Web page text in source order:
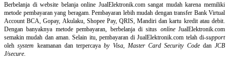
Berbelanja diwebsite belanja online JualElektronik.com sangat mudah karena memiliki
metode pembayaran yang beragam. Pembayaran lebih mudah dengan transfer Bank Virtual
Account BCA, Gopay, Akulaku, Shopee Pay, QRIS, Mandiri dan kartu kredit atau debit.
Dengan banyaknya metode pembayaran, berbelanja di situs onlineJualElektronik.com
semakin mudah dan aman. Selain itu, pembayaran di JualElektronik.com telah di-support
olehsystem keamanan dan terpercayaby Visa, Master Card Security Codedan JCB
J/secure.